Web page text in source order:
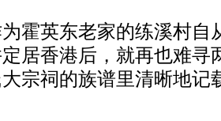
英东老家的练溪村自
居香港后，就再也难寻
宗祠的族谱里清晰地记